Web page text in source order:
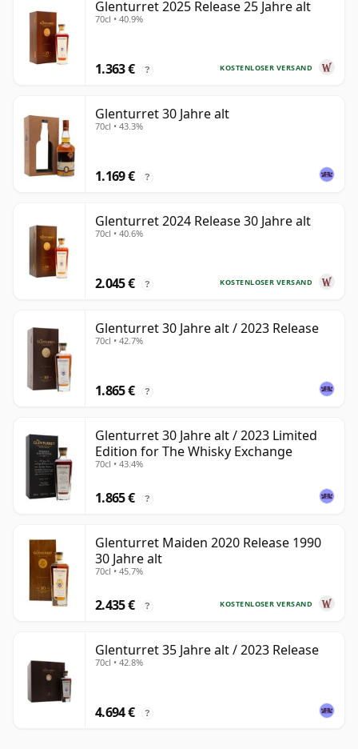
Glenturret 2025 Release 25 Jahre alt
70cl • 40.9%
KOSTENLOSER VERSAND
1.363 € ?
Glenturret 30 Jahre alt
70cl • 43.3%
1.169 € ?
Glenturret 2024 Release 30 Jahre alt
70cl • 40.6%
KOSTENLOSER VERSAND
2.045 € ?
Glenturret 30 Jahre alt / 2023 Release
70cl • 42.7%
1.865 € ?
Glenturret 30 Jahre alt / 2023 Limited
Edition for The Whisky Exchange
70cl • 43.4%
1.865 € ?
Glenturret Maiden 2020 Release 1990
30 Jahre alt
70cl • 45.7%
KOSTENLOSER VERSAND
2.435 € ?
Glenturret 35 Jahre alt / 2023 Release
70cl • 42.8%
4.694 € ?